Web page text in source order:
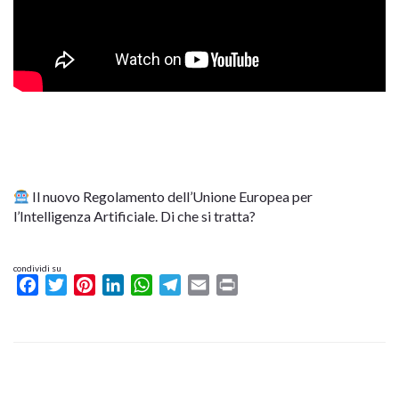
Il nuovo Regolamento dell’Unione Europea per
l’Intelligenza Artificiale. Di che si tratta?
condividi su
FacebookTwitterPinterestLinkedInWhatsAppTelegram
Email